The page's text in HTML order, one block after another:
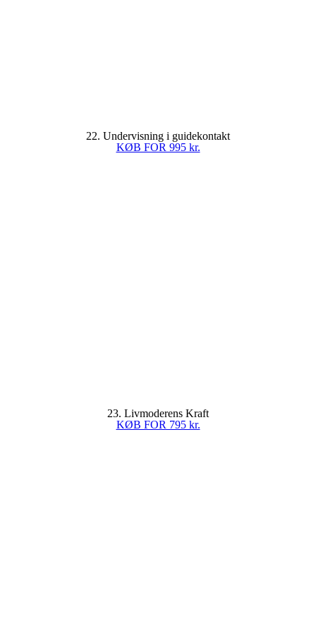
22. Undervisning i guidekontakt
KØB FOR 995 kr.
23. Livmoderens Kraft
KØB FOR 795 kr.